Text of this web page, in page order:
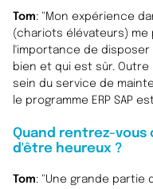
Tom: "Mon expérience
(chariots élévateurs) me
l'importance de
bien et qui est sûr. Outre
sein du service de
le programme ERP SAP
Quand rentrez-vous
d'être heureux ?
Tom: "Une grande partie